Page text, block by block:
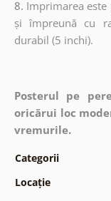
8. Imprimarea
și împreună cu
durabil (5 inchi).
Posterul pe
oricărui loc
vremurile.
Categorii
Locație